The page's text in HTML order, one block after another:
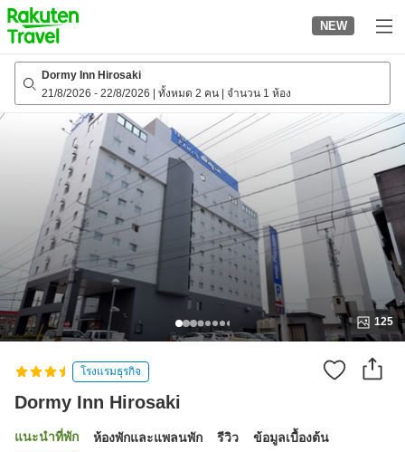
to
top
page
NEW
Dormy Inn Hirosaki
21/8/2026 - 22/8/2026 ทั้งหมด 2 คน จำนวน 1 ห้อง
125
โรงแรมธุรกิจ
Dormy Inn Hirosaki
แนะนำที่พัก ห้องพักและแพลนพัก รีวิว ข้อมูลเบื้องต้น